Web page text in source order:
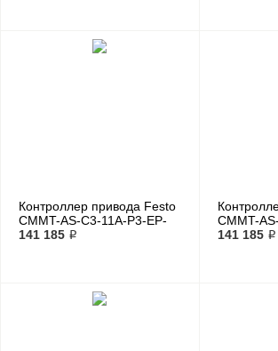
Контроллер привода Festo
CMMT-AS-C3-11A-P3-EP-
S1
141 185 ₽
CMMT-
S1
141 185 ₽